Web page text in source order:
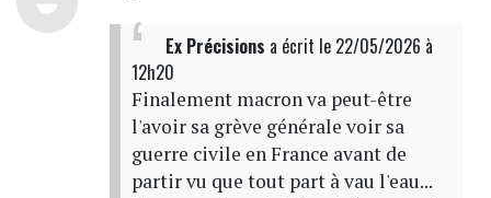
Ex Précisions a écrit le 22/05/2026 à
12h20
Finalement macron va peut-être
l'avoir sa grève générale voir sa
guerre civile en France avant de
partir vu que tout part à vau l'eau...